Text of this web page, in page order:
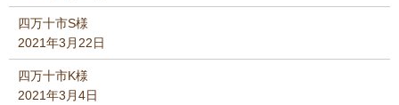
四万十市S様
2021年3月22日
四万十市K様
2021年3月4日